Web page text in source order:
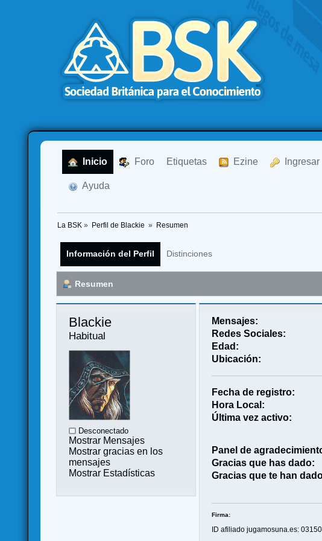
Inicio Foro Etiquetas Ezine Ingresar
Ayuda
La BSK » Perfil de Blackie » Resumen
Información del Perfil Distinciones
Resumen
Blackie
Habitual
Desconectado
Mostrar Mensajes
Mostrar gracias en los
mensajes
Mostrar Estadísticas
Mensajes:
Redes Sociales:
Edad:
Ubicación:
Fecha de registro:
Hora Local:
Última vez activo:
Panel de
Gracias que has dado:
Gracias que te han
Firma:
ID afiliado jugamosuna.es: